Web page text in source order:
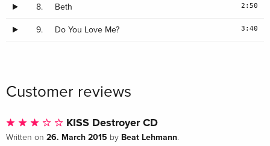
· Japan Edition
8. Beth 2:50
9. Do You Love Me? 3:40
Customer reviews
KISS Destroyer CD
Written on 26. March 2015 by Beat Lehmann.